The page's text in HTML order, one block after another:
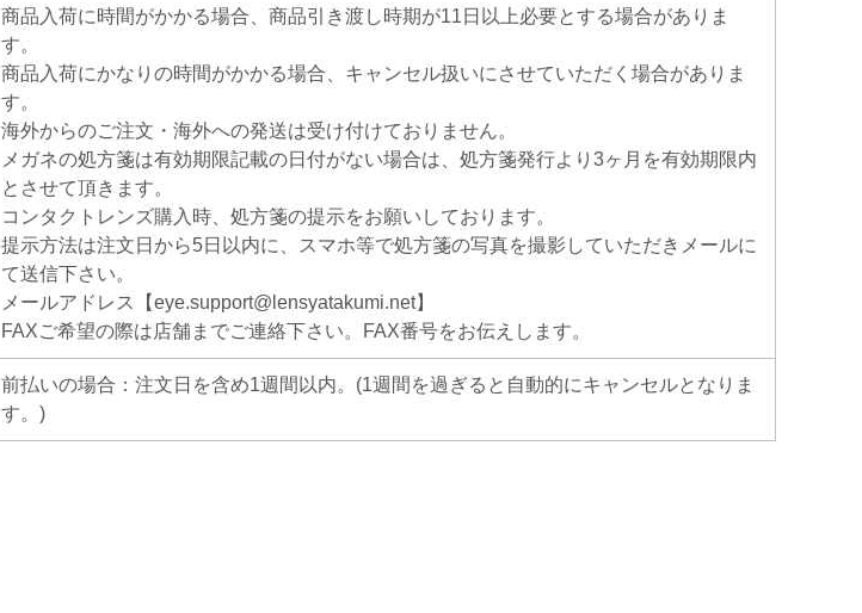
商品入荷に時間がかかる場合、商品引き渡し時期が11日以上必要とする場合がありま
す。
商品入荷にかなりの時間がかかる場合、キャンセル扱いにさせていただく場合がありま
す。
海外からのご注文・海外への発送は受け付けておりません。
メガネの処方箋は有効期限記載の日付がない場合は、処方箋発行より3ヶ月を有効期限内
とさせて頂きます。
コンタクトレンズ購入時、処方箋の提示をお願いしております。
提示方法は注文日から5日以内に、スマホ等で処方箋の写真を撮影していただきメールに
て送信下さい。
メールアドレス【eye.support@lensyatakumi.net】
FAXご希望の際は店舗までご連絡下さい。FAX番号をお伝えします。
前払いの場合：注文日を含め1週間以内。(1週間を過ぎると自動的にキャンセルとなりま
す。)